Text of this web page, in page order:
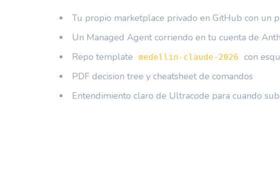
Tu propio marketplace privado en GitHub con un
Un Managed Agent corriendo en tu cuenta de
Repo template
medellin-claude-2026
con
PDF decision tree y cheatsheet de comandos
Entendimiento claro de Ultracode para cuando